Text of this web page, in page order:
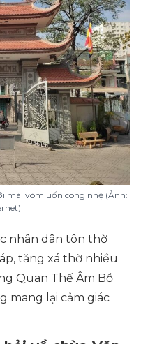
mái vòm uốn cong nhẹ (Ảnh:
nhân dân tôn thờ
tăng xá thờ nhiều
Quan Thế Âm Bồ
mang lại cảm giác